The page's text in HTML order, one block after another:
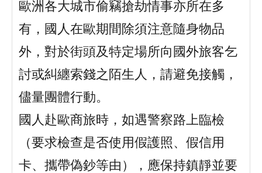
歐洲各大城市偷竊搶劫情事亦所在多
有，國人在歐期間除須注意隨身物品
外，對於街頭及特定場所向國外旅客乞
討或糾纏索錢之陌生人，請避免接觸，
儘量團體行動。
國人赴歐商旅時，如遇警察路上臨檢
（要求檢查是否使用假護照、假信用
卡、攜帶偽鈔等由），應保持鎮靜並要